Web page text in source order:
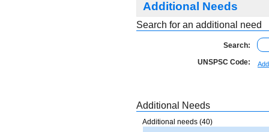
Additional Needs
Search for an additional need
Search:
UNSPSC Code:
Additional Needs
Additional needs (40)